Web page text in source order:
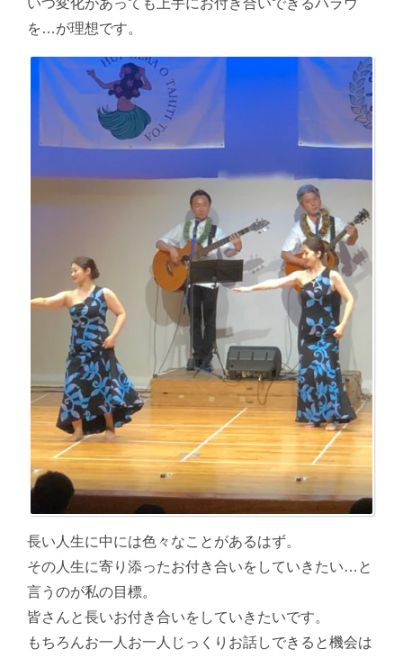
を…が理想です。
長い人生に中には色々なことがあるはず。
その人生に寄り添ったお付き合いをしていきたい…と
言うのが私の目標。
皆さんと長いお付き合いをしていきたいです。
もちろんお一人お一人じっくりお話しできると機会は